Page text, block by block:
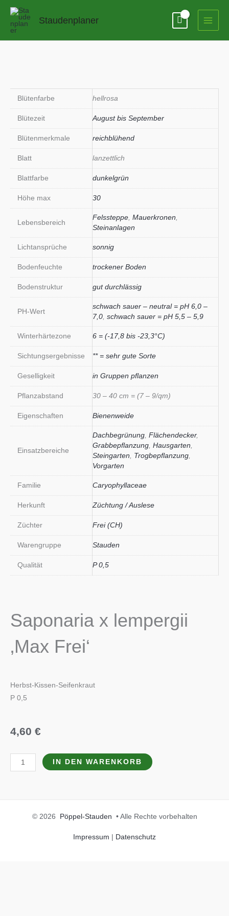
Zum
springen
Staudenplaner
Blütenfarbe hellrosa
Blütezeit August bis September
Blütenmerkmale reichblühend
Blatt lanzettlich
Blattfarbe dunkelgrün
Höhe max 30
Lebensbereich
Felssteppe Mauerkronen
Steinanlagen
Lichtansprüche sonnig
Bodenfeuchte trockener Boden
Bodenstruktur gut durchlässig
PH-Wert
schwach sauer – neutral = pH 6,0 –
7,0 schwach sauer = pH 5,5 – 5,9
Winterhärtezone 6 = (-17,8 bis -23,3°C)
Sichtungsergebnisse ** = sehr gute Sorte
Geselligkeit in Gruppen pflanzen
Pflanzabstand 30 – 40 cm = (7 – 9/qm)
Eigenschaften Bienenweide
Einsatzbereiche
Dachbegrünung Flächendecker,
Grabbepflanzung Hausgarten
Steingarten
Trogbepflanzung
Vorgarten
Familie Caryophyllaceae
Herkunft Züchtung / Auslese
Züchter Frei (CH)
Warengruppe Stauden
Qualität P 0,5
Saponaria x lempergii
‚Max Frei‘
Herbst-Kissen-Seifenkraut
P 0,5
4,60 €
Saponaria
x
IN DEN WARENKORB
© 2026 Pöppel-Stauden • Alle Rechte vorbehalten
Impressum | Datenschutz